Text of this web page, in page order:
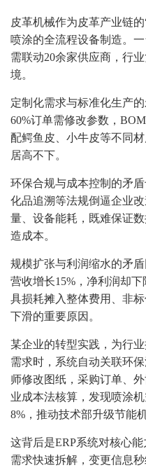
皮革机械作为皮革产业链
喷涂的全流程设备制造。
需联动20余家供应商，行
境。
定制化需求与标准化生产
60%订单需修改参数，
配鳄鱼皮、小牛皮等不同
居高不下。
环保合规与成本控制的矛
化品追溯等法规倒逼企业
量、设备能耗，既难保证
造成本。
规模扩张与利润缩水的矛
营收增长15%，净利润却
具损耗摊入整体费用、非
下滑的重要原因。
某企业的转型实践，为行
需求时，系统自动关联环
师修改图纸，采购订单、
业成本法核算，发现喷涂
8%，推动技术部升级节能机
这背后是ERP系统对核心
需求快速拆解，变更信息